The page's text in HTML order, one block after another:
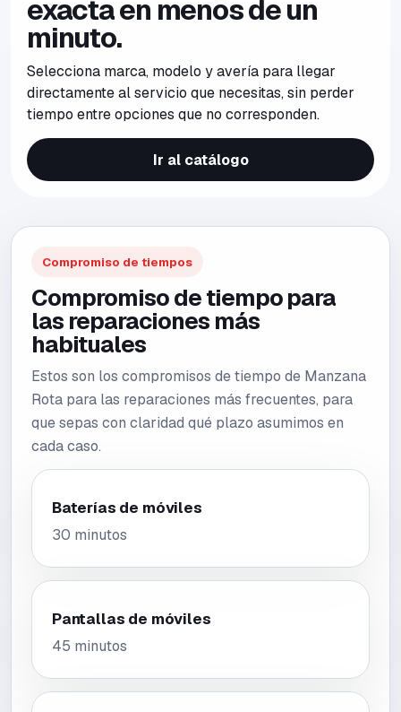
exacta en menos de un
minuto.
Selecciona marca, modelo y avería para llegar
directamente al servicio que necesitas, sin perder
tiempo entre opciones que no corresponden.
Ir al catálogo
Compromiso de tiempos
Compromiso de tiempo para
las reparaciones más
habituales
Estos son los compromisos de tiempo de Manzana
Rota para las reparaciones más frecuentes, para
que sepas con claridad qué plazo asumimos en
cada caso.
Baterías de móviles
30 minutos
Pantallas de móviles
45 minutos